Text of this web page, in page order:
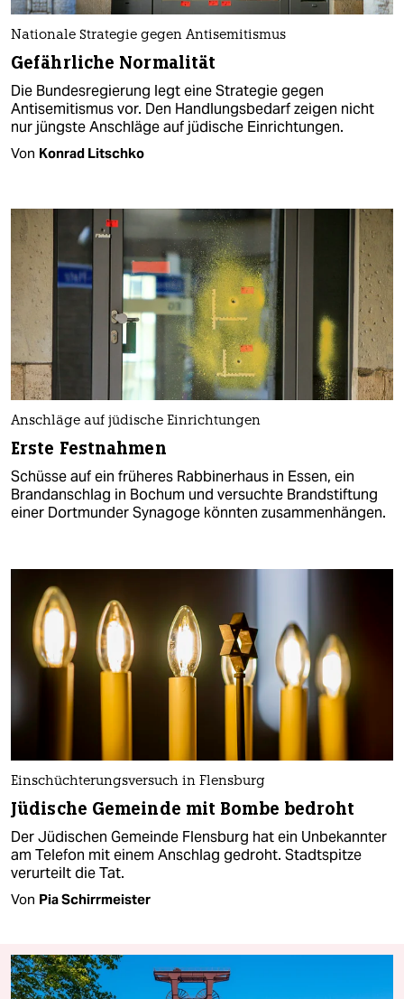
Nationale Strategie gegen Antisemitismus
Gefährliche Normalität
Die Bundesregierung legt eine Strategie gegen
Antisemitismus vor. Den Handlungsbedarf zeigen nicht
nur jüngste Anschläge auf jüdische Einrichtungen.
Von Konrad Litschko
Anschläge auf jüdische Einrichtungen
Erste Festnahmen
Schüsse auf ein früheres Rabbinerhaus in Essen, ein
Brandanschlag in Bochum und versuchte Brandstiftung
einer Dortmunder Synagoge könnten zusammenhängen.
Einschüchterungsversuch in Flensburg
Jüdische Gemeinde mit Bombe bedroht
Der Jüdischen Gemeinde Flensburg hat ein Unbekannter
am Telefon mit einem Anschlag gedroht. Stadtspitze
verurteilt die Tat.
Von Pia Schirrmeister